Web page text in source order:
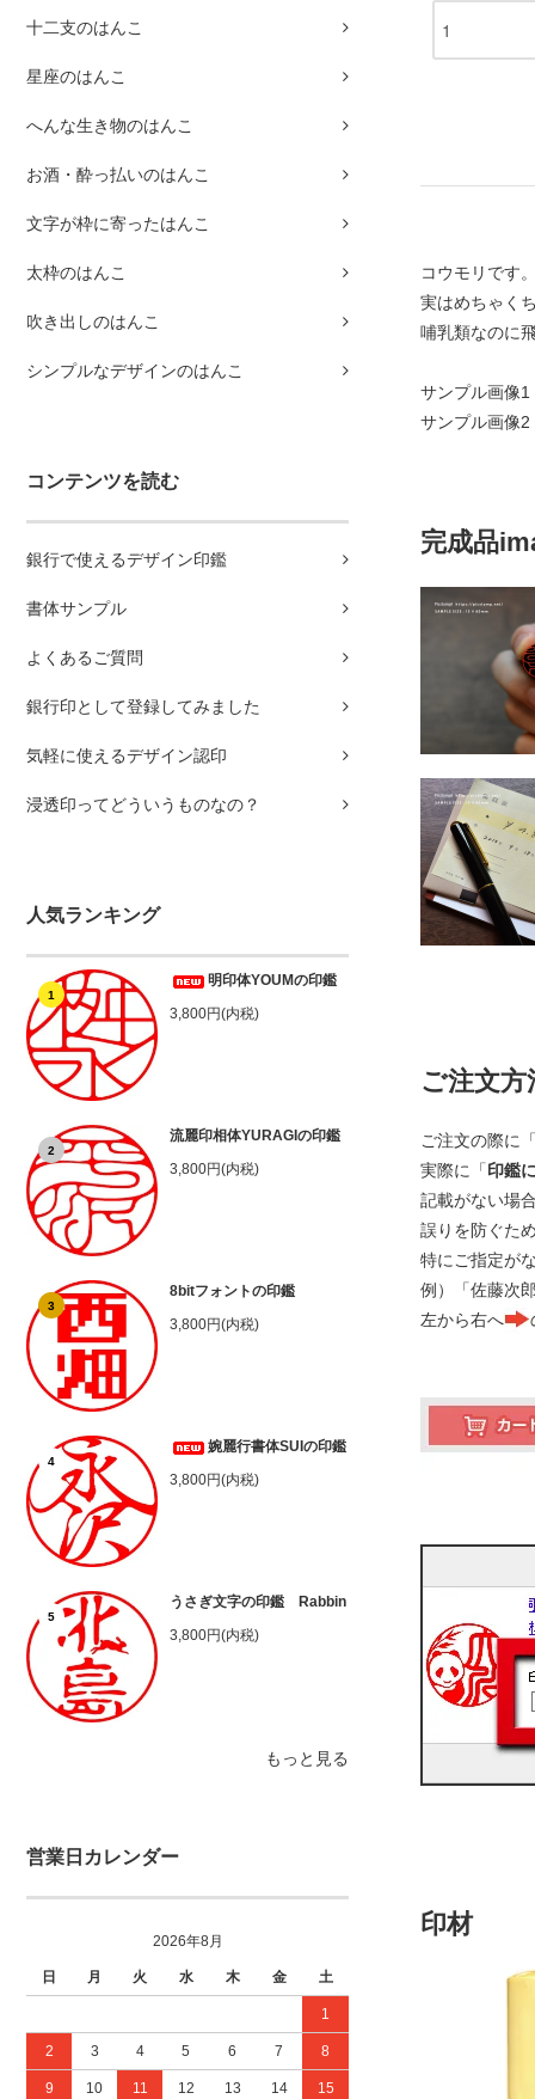
十二支のはんこ
星座のはんこ
へんな生き物のはんこ
お酒・酔っ払いのはんこ
文字が枠に寄ったはんこ
太枠のはんこ
吹き出しのはんこ
シンプルなデザインのはんこ
コンテンツを読む
銀行で使えるデザイン印鑑
書体サンプル
よくあるご質問
銀行印として登録してみました
気軽に使えるデザイン認印
浸透印ってどういうものなの？
人気ランキング
1
明印体YOUMの印鑑
3,800円(内税)
2
流麗印相体YURAGIの印鑑
3,800円(内税)
3
8bitフォントの印鑑
3,800円(内税)
4
婉麗行書体SUIの印鑑
3,800円(内税)
5
うさぎ文字の印鑑 Rabbin
3,800円(内税)
もっと見る
営業日カレンダー
2026年8月
日 月 火 水 木 金 土
1
2 3 4 5 6 7 8
9 10 11 12 13 14 15
コウモリです
実はめちゃく
哺乳類なのに
サンプル画像
サンプル画像
完成品
ご注文方
ご注文の際に
実際に「印鑑
記載がない場
誤りを防ぐた
特にご指定が
例）「佐藤次
左から右へ
印材